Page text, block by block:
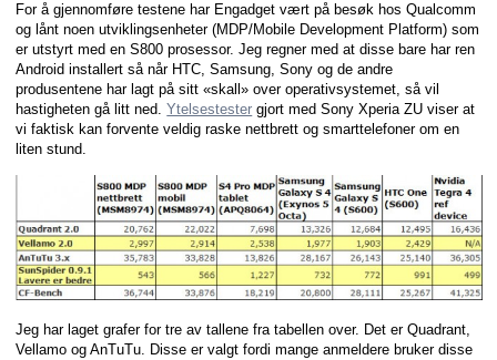
For å gjennomføre testene har Engadget vært på besøk hos Qualcomm
og lånt noen utviklingsenheter (MDP/Mobile Development Platform) som
er utstyrt med en S800 prosessor. Jeg regner med at disse bare har ren
Android installert så når HTC, Samsung, Sony og de andre
produsentene har lagt på sitt «skall» over operativsystemet, så vil
hastigheten gå litt ned.Ytelsestester gjort med Sony Xperia ZU viser at
vi faktisk kan forvente veldig raske nettbrett og smarttelefoner om en
liten stund.
Jeg har laget grafer for tre av tallene fra tabellen over. Det er Quadrant,
Vellamo og AnTuTu. Disse er valgt fordi mange anmeldere bruker disse